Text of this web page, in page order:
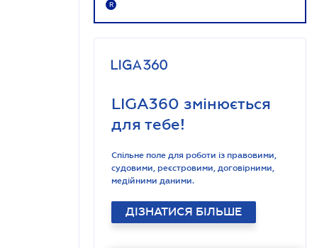
R
LIGA360 змінюється
для тебе!
Спільне поле для роботи із правовими,
судовими, реєстровими, договірними,
медійними даними.
ДІЗНАТИСЯ БІЛЬШЕ